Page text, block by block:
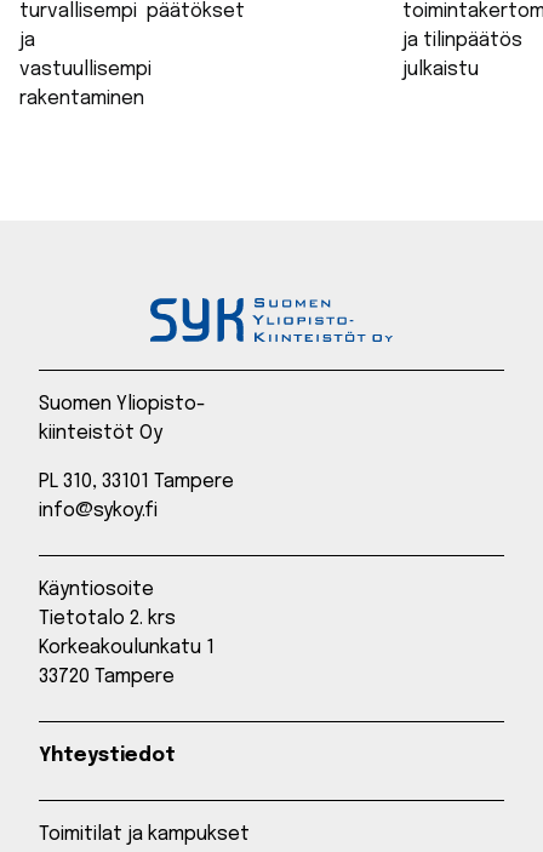
turvallisempi
ja
vastuullisempi
rakentaminen
päätökset
ja tilinpäätös
julkaistu
Suomen Yliopisto-
kiinteistöt Oy
PL 310, 33101 Tampere
info@sykoy.fi
Käyntiosoite
Tietotalo 2. krs
Korkeakoulunkatu 1
33720 Tampere
Yhteystiedot
Toimitilat ja kampukset